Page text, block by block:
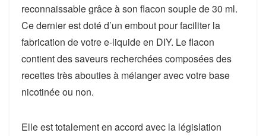
reconnaissable grâce à son flacon souple de 30 ml.
Ce dernier est doté d’un embout pour faciliter la
fabrication de votre e-liquide en DIY. Le flacon
contient des saveurs recherchées composées des
recettes très abouties à mélanger avec votre base
nicotinée ou non.
Elle est totalement en accord avec la législation